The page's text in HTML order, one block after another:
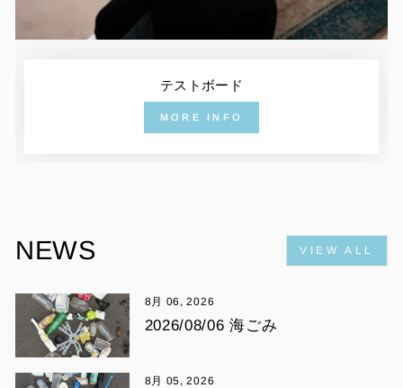
テストボード
MORE INFO
NEWS VIEW ALL
8月 06, 2026
2026/08/06 海ごみ
8月 05, 2026